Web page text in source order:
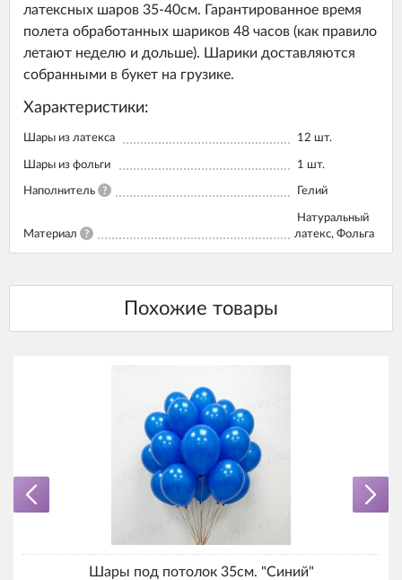
латексных шаров 35-40см. Гарантированное время
полета обработанных шариков 48 часов (как правило
летают неделю и дольше). Шарики доставляются
собранными в букет на грузике.
Характеристики:
Шары из латекса 12 шт.
Шары из фольги 1 шт.
Наполнитель ? Гелий
Материал ?
Натуральный
латекс, Фольга
Шары под потолок 35см. "Синий"